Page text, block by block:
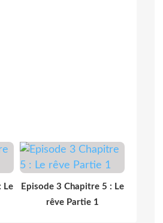
Le
Episode 3 Chapitre 5 : Le
rêve Partie 1